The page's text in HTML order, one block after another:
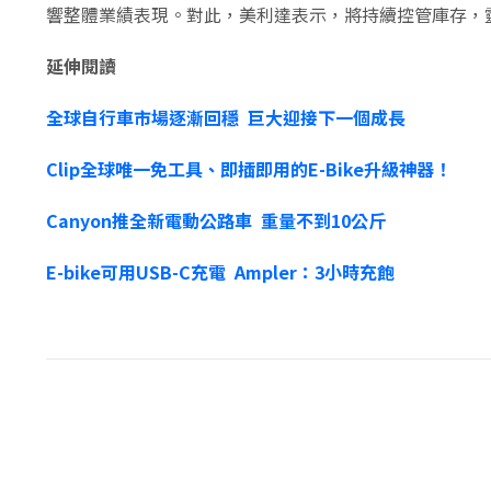
響整體業績表現。對此，美利達表示，將持續控管庫存
延伸閱讀
全球自行車市場逐漸回穩 巨大迎接下一個成長
Clip全球唯一免工具、即插即用的E-Bike升級神器！
Canyon推全新電動公路車 重量不到10公斤
E-bike可用USB-C充電 Ampler：3小時充飽